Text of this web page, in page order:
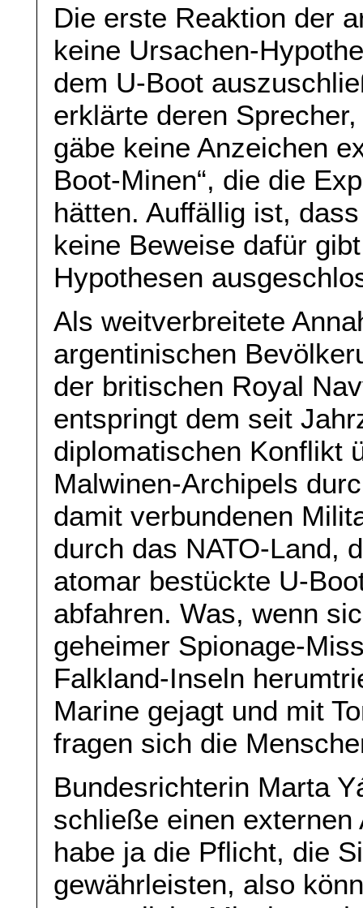
Die erste Reaktion der
keine Ursachen-
dem U-Boot
erklärte deren
gäbe keine Anzeichen
Boot-Minen“, die die
hätten. Auffällig ist,
keine Beweise dafür
Hypothesen
Als weitverbreitete
argentinischen
der britischen Royal
entspringt dem seit
diplomatischen Konflikt
Malwinen-Archipels
damit verbundenen
durch das NATO-Land,
atomar bestückte U-
abfahren. Was, wenn
geheimer Spionage-
Falkland-Inseln
Marine gejagt und mit
fragen sich die
Bundesrichterin Marta
schließe einen
habe ja die Pflicht, die
gewährleisten, also